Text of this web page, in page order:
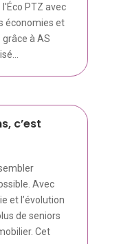
PTZ avec
économies et
à AS
c’est
Avec
et l’évolution
de seniors
Cet